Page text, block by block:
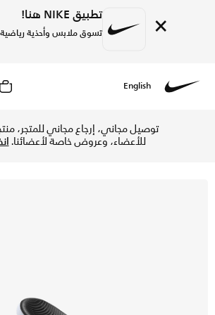
× تطبيق NIKE هنا!
تسوق ملابس وأحذية رياضية
English
توصيل مجاني، إرجاع مجاني للمتجر،
للأعضاء، وعروض خاصة لأعضائنا.